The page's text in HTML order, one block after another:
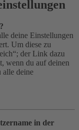
deine Einstellungen
Um diese zu
der Link dazu
wenn du auf deinen
alle deine
in der